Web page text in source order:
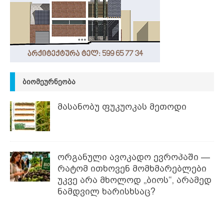
ᲑᲘᲝᲛᲔᲣᲠᲜᲔᲝᲑᲐ
მასანობუ ფუკუოკას მეთოდი
ორგანული ავოკადო ევროპაში —
რატომ ითხოვენ მომხმარებლები
უკვე არა მხოლოდ „ბიოს“, არამედ
ნამდვილ ხარისხსაც?